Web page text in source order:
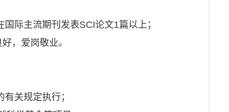
际主流期刊发表SCI论文1篇以上；
，爱岗敬业。
关规定执行；